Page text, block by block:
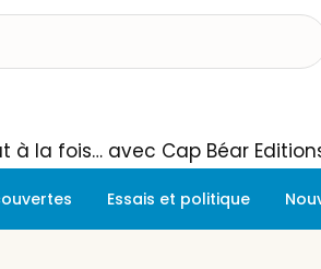
à la fois… avec Cap Béar
Essais et politique